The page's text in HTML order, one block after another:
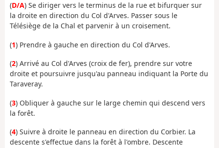
(D/A) Se diriger vers le terminus de la rue et bifurquer sur
la droite en direction du Col d'Arves. Passer sous le
Télésiège de la Chal et parvenir à un croisement.
(1) Prendre à gauche en direction du Col d'Arves.
(2) Arrivé au Col d'Arves (croix de fer), prendre sur votre
droite et poursuivre jusqu'au panneau indiquant la Porte du
Taraveray.
(3) Obliquer à gauche sur le large chemin qui descend vers
la forêt.
(4) Suivre à droite le panneau en direction du Corbier. La
descente s'effectue dans la forêt à l'ombre. Descente